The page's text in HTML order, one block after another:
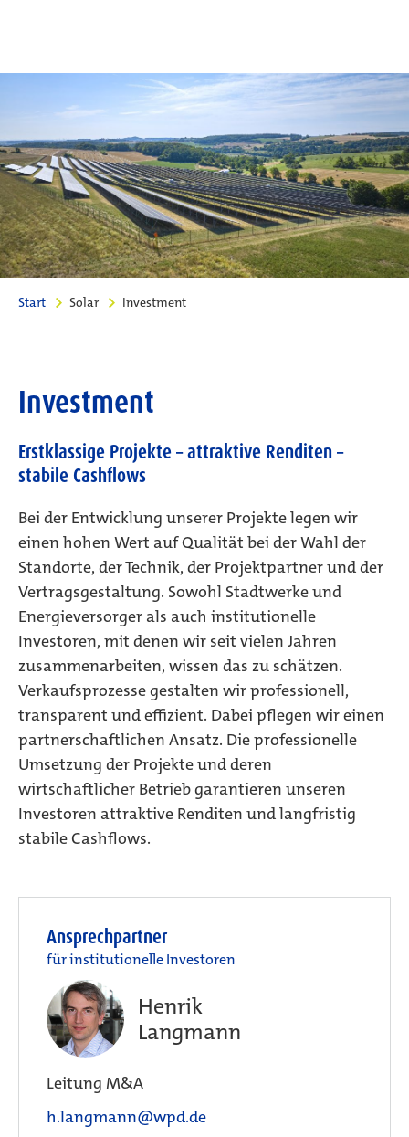
Start Solar Investment
Investment
Erstklassige Projekte – attraktive Renditen –
stabile Cashflows
Bei der Entwicklung unserer Projekte legen wir
einen hohen Wert auf Qualität bei der Wahl der
Standorte, der Technik, der Projektpartner und der
Vertragsgestaltung. Sowohl Stadtwerke und
Energieversorger als auch institutionelle
Investoren, mit denen wir seit vielen Jahren
zusammenarbeiten, wissen das zu schätzen.
Verkaufsprozesse gestalten wir professionell,
transparent und effizient. Dabei pflegen wir einen
partnerschaftlichen Ansatz. Die professionelle
Umsetzung der Projekte und deren
wirtschaftlicher Betrieb garantieren unseren
Investoren attraktive Renditen und langfristig
stabile Cashflows.
Ansprechpartner
für institutionelle Investoren
Henrik
Langmann
Leitung M&A
h.langmann@wpd.de